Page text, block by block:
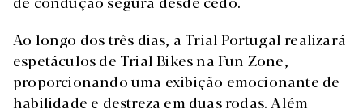
Ao longo dos três dias, a Trial Portugal realizará
espetáculos de Trial Bikes na Fun Zone,
proporcionando uma exibição emocionante de
habilidade e destreza em duas rodas. Além